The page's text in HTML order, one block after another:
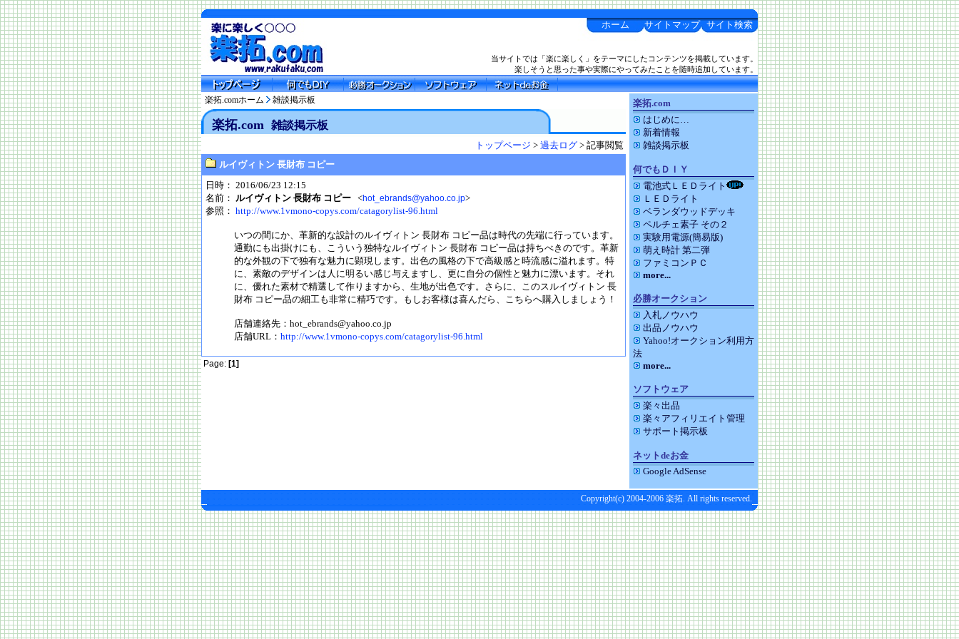
ホーム サイトマップ サイト検索
当サイトでは「楽に楽しく」をテーマにしたコンテンツを掲載しています。
楽しそうと思った事や実際にやってみたことを随時追加しています。
楽拓.comホーム 雑談掲示板
楽拓.com 雑談掲示板
トップページ > 過去ログ > 記事閲覧
ルイヴィトン 長財布 コピー
日時： 2016/06/23 12:15
名前： ルイヴィトン 長財布 コピー <hot_ebrands@yahoo.co.jp>
参照： http://www.1vmono-copys.com/catagorylist-96.html
いつの間にか、革新的な設計のルイヴィトン 長財布 コピー品は時代の先端に行っています。
通勤にも出掛けにも、こういう独特なルイヴィトン 長財布 コピー品は持ちべきのです。革新
的な外観の下で独有な魅力に顕現します。出色の風格の下で高級感と時流感に溢れます。特
に、素敵のデザインは人に明るい感じ与えますし、更に自分の個性と魅力に漂います。それ
に、優れた素材で精選して作りますから、生地が出色です。さらに、このスルイヴィトン 長
財布 コピー品の細工も非常に精巧です。もしお客様は喜んだら、こちらへ購入しましょう！
店舗連絡先：hot_ebrands@yahoo.co.jp
店舗URL： http://www.1vmono-copys.com/catagorylist-96.html
Page: [1]
楽拓.com
はじめに…
新着情報
雑談掲示板
何でもＤＩＹ
電池式ＬＥＤライト
ＬＥＤライト
ベランダウッドデッキ
ペルチェ素子 その２
実験用電源(簡易版)
萌え時計 第二弾
ファミコンＰＣ
more...
必勝オークション
入札ノウハウ
出品ノウハウ
Yahoo!オークション利用方
法
more...
ソフトウェア
楽々出品
楽々アフィリエイト管理
サポート掲示板
ネットdeお金
Google AdSense
Copyright(c) 2004-2006 楽拓. All rights reserved.